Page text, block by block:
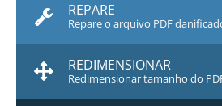
REPARE
Repare o arquivo PDF
REDIMENSIONAR
Redimensionar tamanho do